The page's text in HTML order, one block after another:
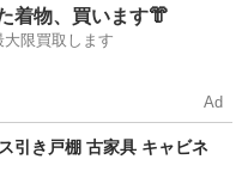
円形
着物、買います👘
限買取します
Ad
引き戸棚 古家具 キャビネ